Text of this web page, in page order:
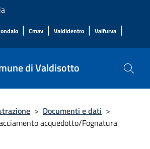
| Cmav | Valdidentro | Valfurva |
di Valdisotto
> Documenti e dati >
acquedotto/Fognatura